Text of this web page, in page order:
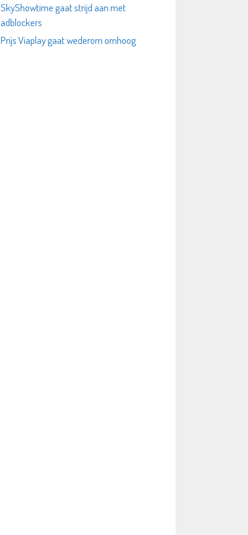
SkyShowtime gaat strijd aan met
adblockers
Prijs Viaplay gaat wederom omhoog